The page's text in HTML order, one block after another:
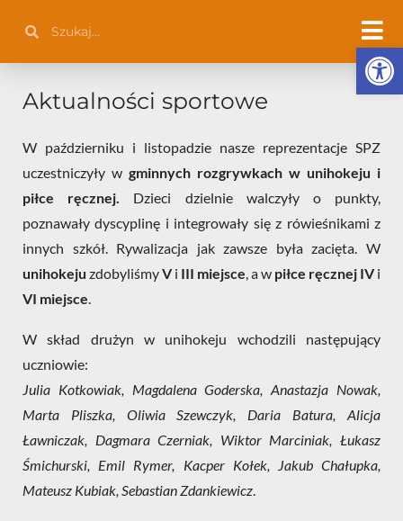
treści
Aktualności sportowe
W październiku i listopadzie nasze reprezentacje SPZ
uczestniczyły w gminnych rozgrywkach w unihokeju i
piłce ręcznej. Dzieci dzielnie walczyły o punkty,
poznawały dyscyplinę i integrowały się z rówieśnikami z
innych szkół. Rywalizacja jak zawsze była zacięta.W
unihokeju zdobyliśmyV i III miejsce, a w piłce ręcznej IV i
VI miejsce.
W skład drużyn w unihokeju wchodzili następujący
uczniowie:
Julia Kotkowiak, Magdalena Goderska, Anastazja Nowak,
Marta Pliszka, Oliwia Szewczyk, Daria Batura, Alicja
Ławniczak, Dagmara Czerniak, Wiktor Marciniak, Łukasz
Śmichurski, Emil Rymer, Kacper Kołek, Jakub Chałupka,
Mateusz Kubiak, Sebastian Zdankiewicz.